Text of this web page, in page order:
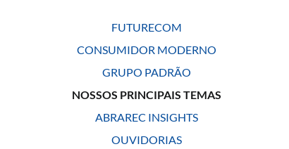
FUTURECOM
CONSUMIDOR MODERNO
GRUPO PADRÃO
NOSSOS PRINCIPAIS TEMAS
ABRAREC INSIGHTS
OUVIDORIAS